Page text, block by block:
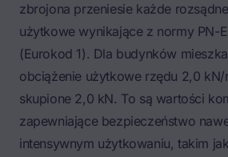
zbrojona przeniesie każde
użytkowe wynikające z normy PN-
(Eurokod 1). Dla budynków
obciążenie użytkowe rzędu 2,0 kN/
skupione 2,0 kN. To są wartości
zapewniające bezpieczeństwo
intensywnym użytkowaniu, takim